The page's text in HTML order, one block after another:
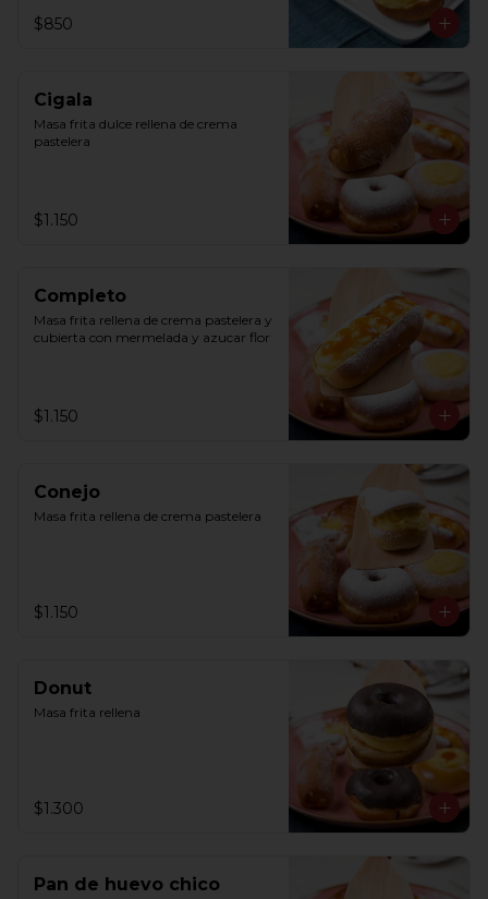
$850
Cigala
Masa frita dulce rellena de crema
pastelera
$1.150
Completo
Masa frita rellena de crema pastelera y
cubierta con mermelada y azucar flor
$1.150
Conejo
Masa frita rellena de crema pastelera
$1.150
Donut
Masa frita rellena
$1.300
Pan de huevo chico